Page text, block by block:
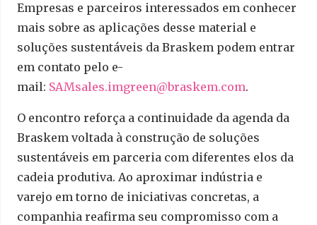
Empresas e parceiros interessados em conhecer
mais sobre as aplicações desse material e
soluções sustentáveis da Braskem podem entrar
em contato pelo e-
mail: SAMsales.imgreen@braskem.com.
O encontro reforça a continuidade da agenda da
Braskem voltada à construção de soluções
sustentáveis em parceria com diferentes elos da
cadeia produtiva. Ao aproximar indústria e
varejo em torno de iniciativas concretas, a
companhia reafirma seu compromisso com a